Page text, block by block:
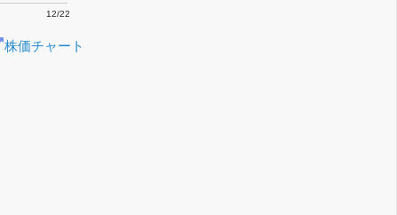
12/22
株価チャート